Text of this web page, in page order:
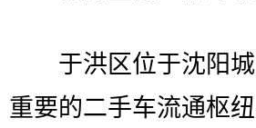
于洪区位于沈阳城
重要的二手车流通枢